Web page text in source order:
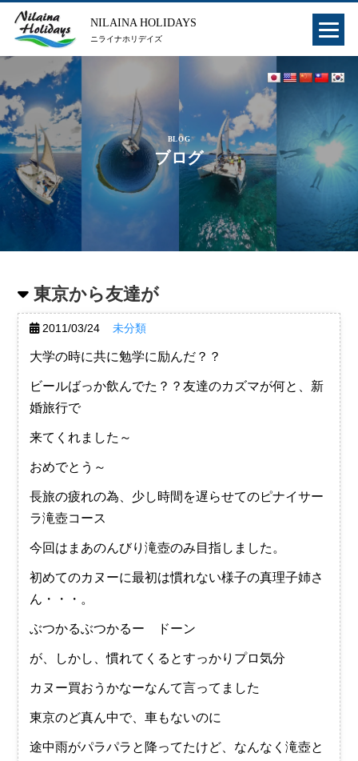
NILAINA HOLIDAYS
ニライナホリデイズ
BLOG
ブログ
東京から友達が
2011/03/24 未分類
大学の時に共に勉学に励んだ？？
ビールばっか飲んでた？？友達のカズマが何と、新
婚旅行で
来てくれました～
おめでとう～
長旅の疲れの為、少し時間を遅らせてのピナイサー
ラ滝壺コース
今回はまあのんびり滝壺のみ目指しました。
初めてのカヌーに最初は慣れない様子の真理子姉さ
ん・・・。
ぶつかるぶつかるー ドーン
が、しかし、慣れてくるとすっかりプロ気分
カヌー買おうかなーなんて言ってました
東京のど真ん中で、車もないのに
途中雨がパラパラと降ってたけど、なんなく滝壺と